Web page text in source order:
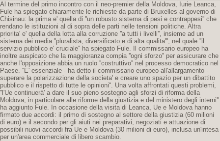
Al termine del primo incontro con il neo-premier della Moldova, Iurie Leanca,
Fule ha spiegato chiaramente le richieste da parte di Bruxelles al governo di
Chisinau: la prima e' quella di ''un robusto sistema di pesi e contrappesi'' che
rendano le istituzioni al di sopra delle parti nelle tensioni politiche. Altra
priorita' e' quella della lotta alla corruzione ''a tutti i livelli'', insieme ad un
sistema dei media ''pluralista, diversificato e di alta qualita''', nel quale ''il
servizio pubblico e' cruciale'' ha spiegato Fule. Il commissario europeo ha
inoltre auspicato che la maggioranza compia ''ogni sforzo'' per assicurare che
anche l'opposizione abbia un ruolo ''costruttivo'' nel processo democratico nel
Paese. ''E' essenziale - ha detto il commissario europeo all'allargamento -
superare la polarizzazione della societa' e creare uno spazio per un dibattito
pubblico e il rispetto di tutte le opinioni''. Una volta affrontati questi problemi,
''l'Ue continuerà' a dare il suo pieno sostegno agli sforzi di riforma della
Moldova, in particolare alle riforme della giustizia e del ministero degli interni''
ha aggiunto Fule. In occasione della visita di Leanca, Ue e Moldova hanno
firmato due accordi: il primo di sostegno al settore della giustizia (60 milioni
di euro) e il secondo per gli aiuti nei preparativi, negoziati e attuazione di
possibili nuovi accordi fra Ue e Moldova (30 milioni di euro), inclusa un'intesa
per un'area commerciale di libero scambio.